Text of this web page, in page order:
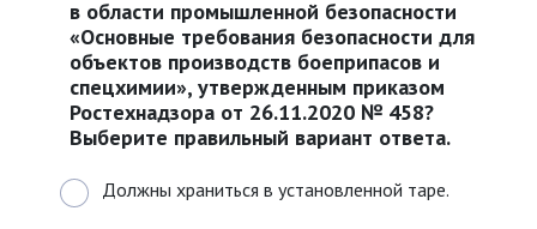
в области промышленной безопасности
«Основные требования безопасности для
объектов производств боеприпасов и
спецхимии», утвержденным приказом
Ростехнадзора от 26.11.2020 № 458?
Выберите правильный вариант ответа.
Должны храниться в установленной таре.